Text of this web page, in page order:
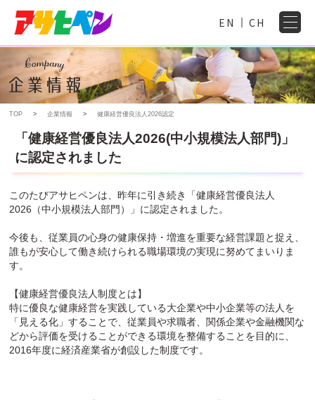
EN CH
TOP 企業情報 健康経営優良法人2026認定
「健康経営優良法人2026(中小規模法人部門)」
に認定されました
このたびアサヒペンは、昨年に引き続き「健康経営優良法人
2026（中小規模法人部門）」に認定されました。
今後も、従業員の心身の健康保持・増進を重要な経営課題と捉え、
誰もが安心して働き続けられる職場環境の実現に努めてまいりま
す。
【健康経営優良法人制度とは】
特に優良な健康経営を実践している大企業や中小企業等の法人を
「見える化」することで、従業員や求職者、関係企業や金融機関な
どから評価を受けることができる環境を整備することを目的に、
2016年度に経済産業省が創設した制度です。